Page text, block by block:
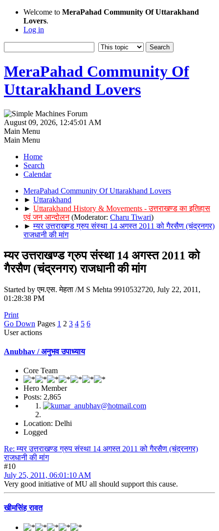
Welcome to MeraPahad Community Of Uttarakhand
Lovers.
Log in
MeraPahad Community Of
Uttarakhand Lovers
August 09, 2026, 12:45:01 AM
Main Menu
Main Menu
Home
Search
Calendar
MeraPahad Community Of Uttarakhand Lovers
► Uttarakhand
► Uttarakhand History & Movements - उत्तराखण्ड का इतिहास
एवं जन आन्दोलन (Moderator: Charu Tiwari)
►म्यर उत्तराखण्ड ग्रुप संस्था 14 अगस्त 2011 को गैरसैण (चंद्रनगर)
राजधानी की मांग
म्यर उत्तराखण्ड ग्रुप संस्था 14 अगस्त 2011 को
गैरसैण (चंद्रनगर) राजधानी की मांग
Started by एम.एस. मेहता /M S Mehta 9910532720, July 22, 2011,
01:28:38 PM
Print
Go Down Pages 1 2 3 4 5 6
User actions
Anubhav / अनुभव उपाध्याय
Core Team
Hero Member
Posts: 2,865
Location: Delhi
Logged
Re: म्यर उत्तराखण्ड ग्रुप संस्था 14 अगस्त 2011 को गैरसैण (चंद्रनगर)
राजधानी की मांग
#10
July 25, 2011, 06:01:10 AM
Very good initiative of MU all should support this cause.
खीमसिंह रावत